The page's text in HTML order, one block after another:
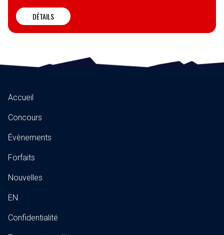
DÉTAILS
Accueil
Concours
Évènements
Forfaits
Nouvelles
EN
Confidentialité